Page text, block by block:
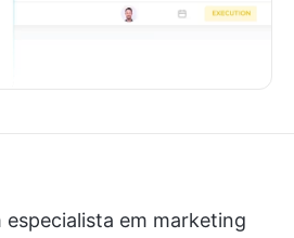
especialista em marketing